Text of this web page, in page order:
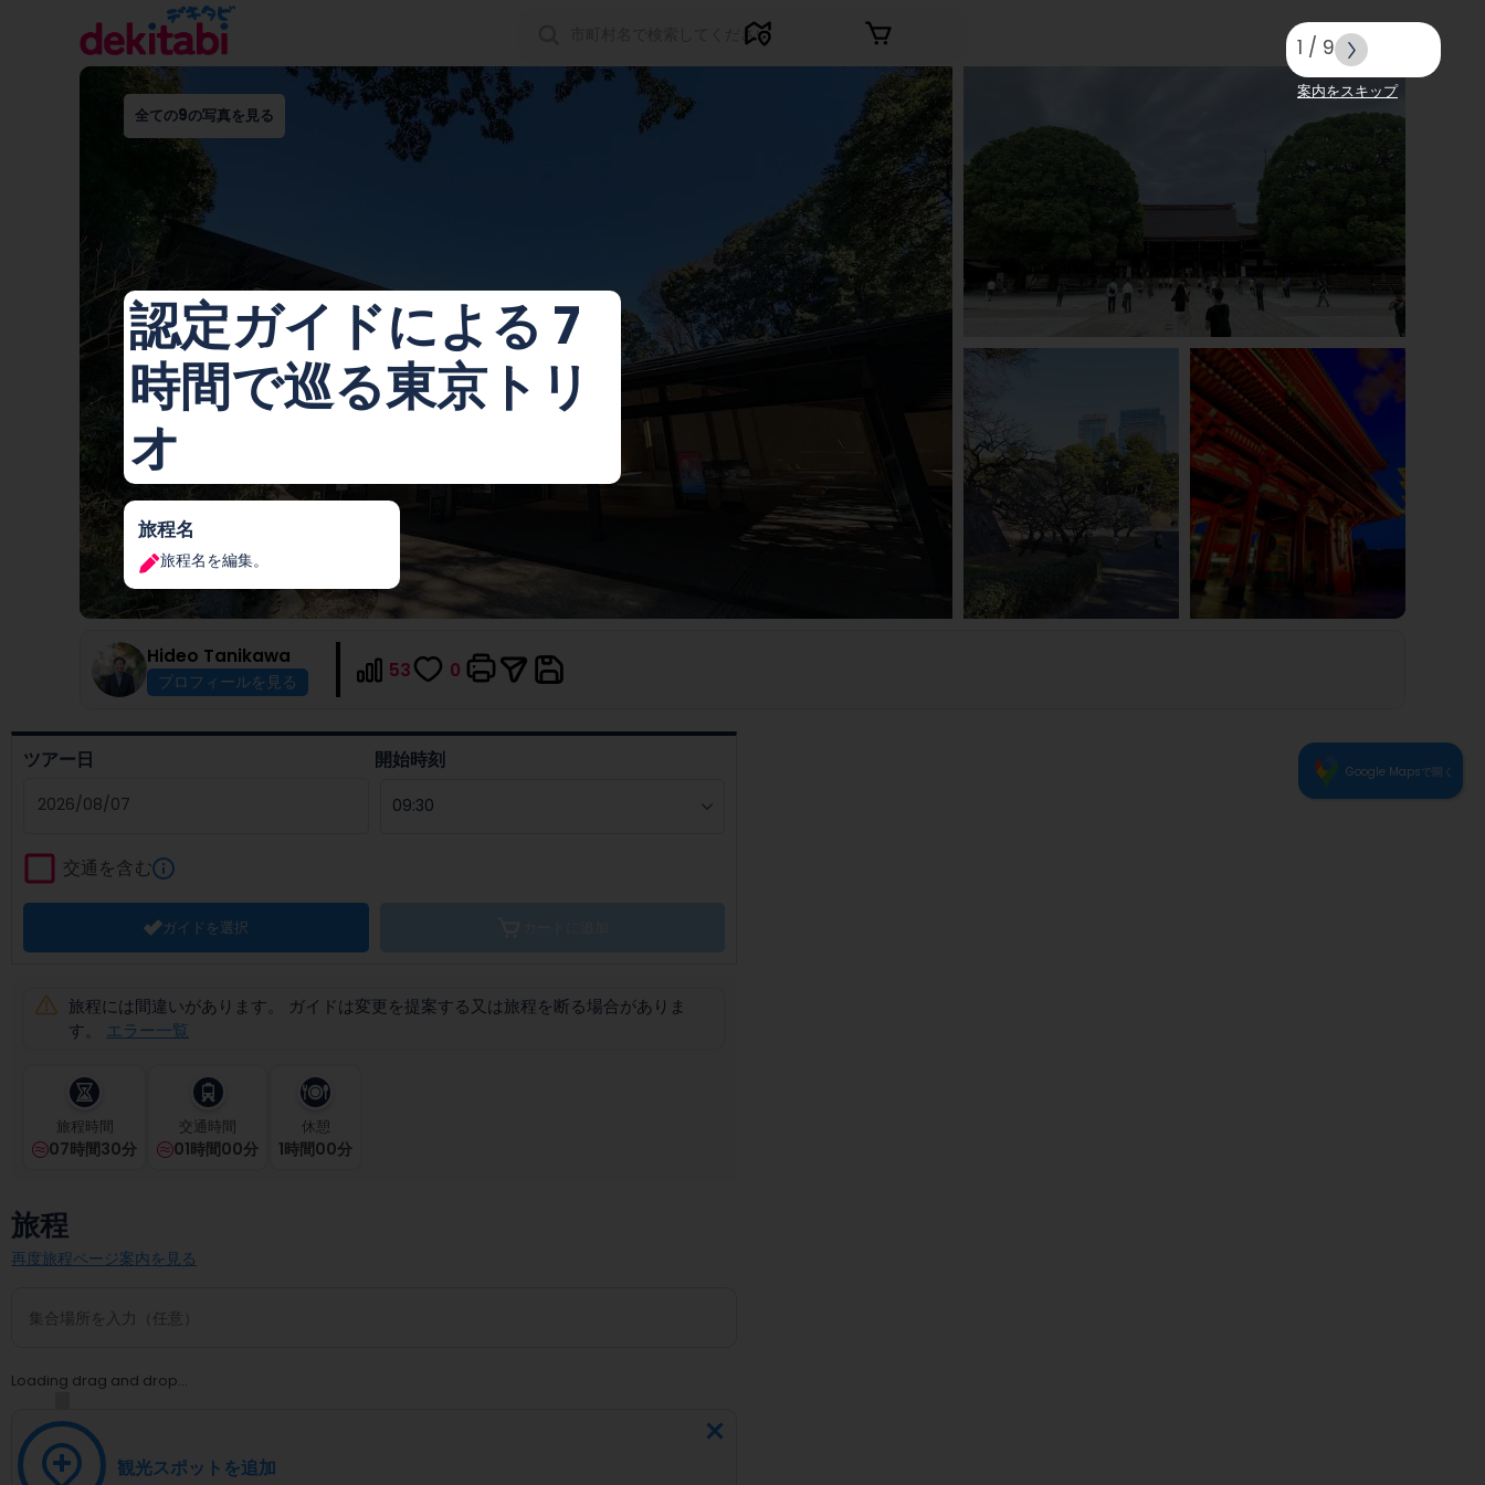
全ての9の写真を見る
認定ガイドによる 7
時間で巡る東京トリ
オ
旅程名
旅程名を編集。
Hideo Tanikawa
プロフィールを見る
53 0
ツアー日 開始時刻
forward
to
interact
the
and
select
question
mark
get
the
keyboard
changing
交通を含む
ガイドを選択
旅程には間違いがあります。 ガイドは変更を提案する又は旅程を断る場合がありま
す。
エラー一覧
旅程時間
07時間30分
交通時間
01時間00分
休憩
1時間00分
旅程
再度旅程ページ案内を見る
Loading drag and drop...
観光スポットを追加
Google Mapsで開く
1 / 9
案内をスキップ